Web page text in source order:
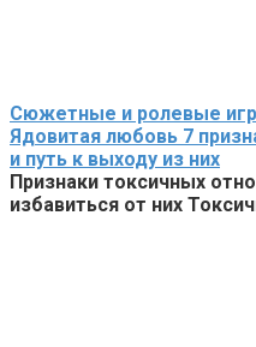
Сюжетные и ролевые
Ядовитая любовь 7
и путь к выходу из них
Признаки токсичных
избавиться от них